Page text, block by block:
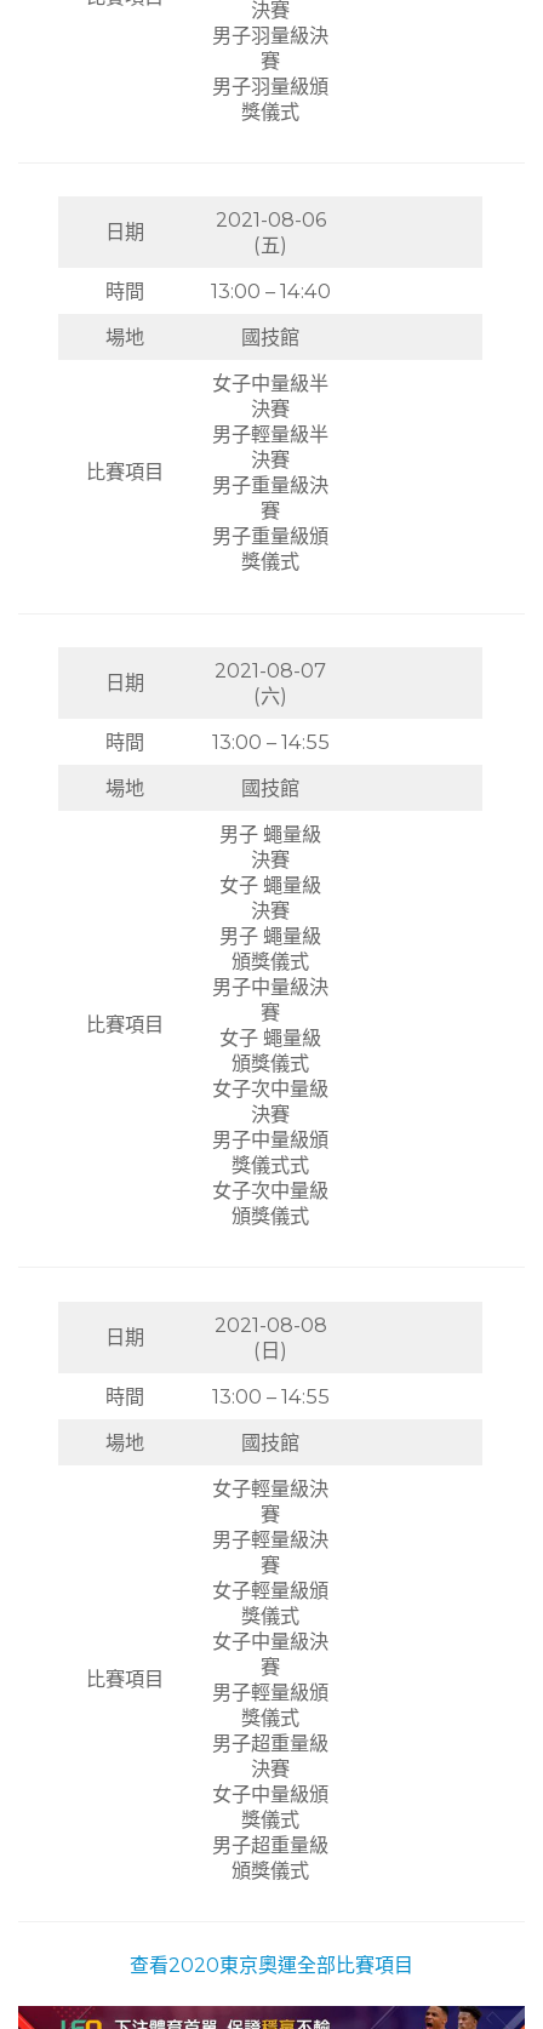
決賽
男子羽量級決
賽
男子羽量級頒
獎儀式
日期
2021-08-06
(五)
時間
13:00 – 14:40
場地
國技館
比賽項目
女子中量級半
決賽
男子輕量級半
決賽
男子重量級決
賽
男子重量級頒
獎儀式
日期
2021-08-07
(六)
時間
13:00 – 14:55
場地
國技館
比賽項目
男子 蠅量級
決賽
女子 蠅量級
決賽
男子 蠅量級
頒獎儀式
男子中量級決
賽
女子 蠅量級
頒獎儀式
女子次中量級
決賽
男子中量級頒
獎儀式式
女子次中量級
頒獎儀式
日期
2021-08-08
(日)
時間
13:00 – 14:55
場地
國技館
比賽項目
女子輕量級決
賽
男子輕量級決
賽
女子輕量級頒
獎儀式
女子中量級決
賽
男子輕量級頒
獎儀式
男子超重量級
決賽
女子中量級頒
獎儀式
男子超重量級
頒獎儀式
查看2020東京奧運全部比賽項目